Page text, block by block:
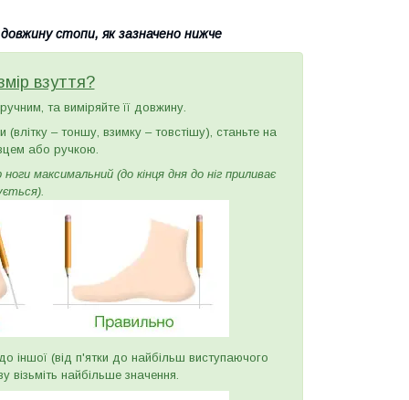
стопи, як зазначено нижче
взуття?
та виміряйте її довжину.
– тоншу, взимку – товстішу), станьте на
або ручкою.
максимальний (до кінця дня до ніг приливає
до іншої (від п'ятки до найбільш виступаючого
найбільше значення.